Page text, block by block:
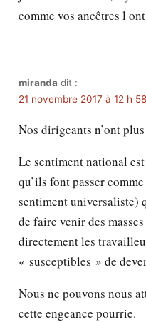
comme vos ancêtres l
miranda dit :
21 novembre 2017 à 12 h
Nos dirigeants n’ont
Le sentiment national
qu’ils font passer
sentiment universaliste)
de faire venir des
directement les
« susceptibles » de
Nous ne pouvons nous
cette engeance pourrie.